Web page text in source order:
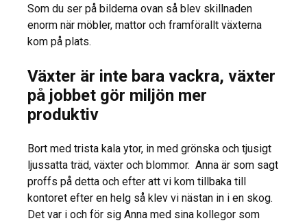
Som du ser på bilderna ovan så blev skillnaden
enorm när möbler, mattor och framförallt växterna
kom på plats.
Växter är inte bara vackra, växter
på jobbet gör miljön mer
produktiv
Bort med trista kala ytor, in med grönska och tjusigt
ljussatta träd, växter och blommor. Anna är som sagt
proffs på detta och efter att vi kom tillbaka till
kontoret efter en helg så klev vi nästan in i en skog.
Det var i och för sig Anna med sina kollegor som